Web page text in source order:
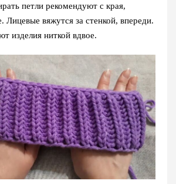
петли рекомендуют с края,
Лицевые вяжутся за стенкой, впереди.
изделия ниткой вдвое.